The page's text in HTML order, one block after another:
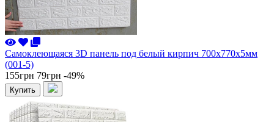
Самоклеющаяся 3D панель под белый кирпич 700x770x5мм
(001-5)
155грн 79грн -49%
Купить